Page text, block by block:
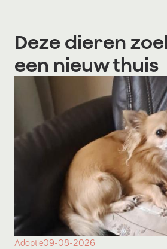
Deze dieren
een nieuw thuis
Adoptie09-08-2026